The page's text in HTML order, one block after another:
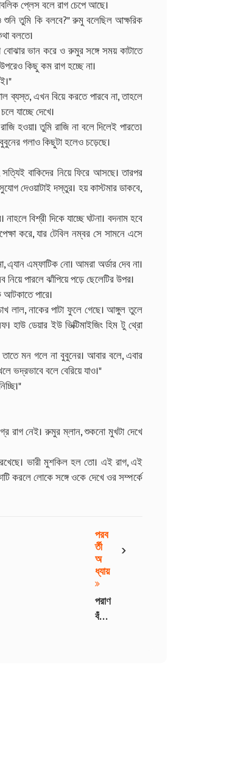
প্লেস বলে রাগ চেপে আছে।
তুমি কি বলবে?" রুমু বলেছিল আক্ষরিক
বলতে।
ভান করে ও রুমুর সঙ্গে সময় কাটাতে
কিছু কম রাগ হচ্ছে না।
ব্যস্ত, এখন বিয়ে করতে পারবে না, তাহলে
যাচ্ছে দেখে।
হওয়া। তুমি রাজি না বলে দিলেই পারতে।
গলাও কিছুটা হলেও চড়েছে।
বাকিদের নিয়ে ফিরে আসছে। তারপর
দেওয়াটাই দস্তুর। হয় কাস্টমার ডাকবে,
বিশ্রী দিকে যাচ্ছে ঘটনা। বদনাম হবে
করে, যার টেবিল নম্বর সে সামনে এসে
এ্যান এম্ফাটিক নো। আমরা অর্ডার দেব না।
পারলে ঝাঁপিয়ে পড়ে ছেলেটির উপর।
আটকাতে পারে।
লাল, নাকের পাটা ফুলে গেছে। আঙ্গুল তুলে
হাউ ডেয়ার ইউ ভিক্টিমাইজিং হিম টু থ্রো
মন গলে না বুবুনের। আবার বলে, এবার
বলে বেরিয়ে যাও।"
রাগ নেই। রুমুর ম্লান, শুকনো মুখটা দেখে
ভারী মুশকিল হল তো। এই রাগ, এই
করলে লোকে সঙ্গে ওকে দেখে ওর সম্পর্কে
›
পরব
র্তী
অ
ধ্যায়
পরাণ
বঁধুয়া